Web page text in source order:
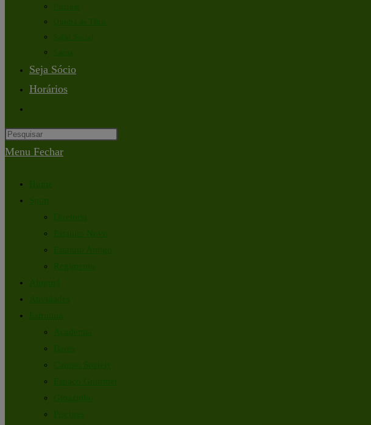
Piscinas
Quadra de Tênis
Seja Sócio
Horários
Menu Fechar
Home
Sport
Diretoria
Estatuto Novo
Estatuto Antigo
Regimento
Aluguel
Atividades
Estrutura
Academia
Bares
Campo Society
Espaço Gourmet
Ginazinho
Piscinas